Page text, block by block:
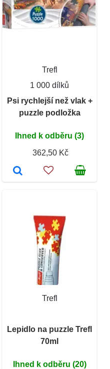
Trefl
1 000 dílků
Psi rychlejší než vlak +
puzzle podložka
Ihned k odběru (3)
362,50 Kč
Trefl
Lepidlo na puzzle Trefl
70ml
Ihned k odběru (20)